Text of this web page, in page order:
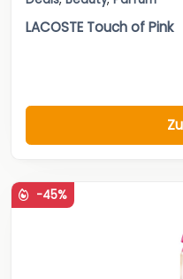
LACOSTE Touch of Pink
-45%